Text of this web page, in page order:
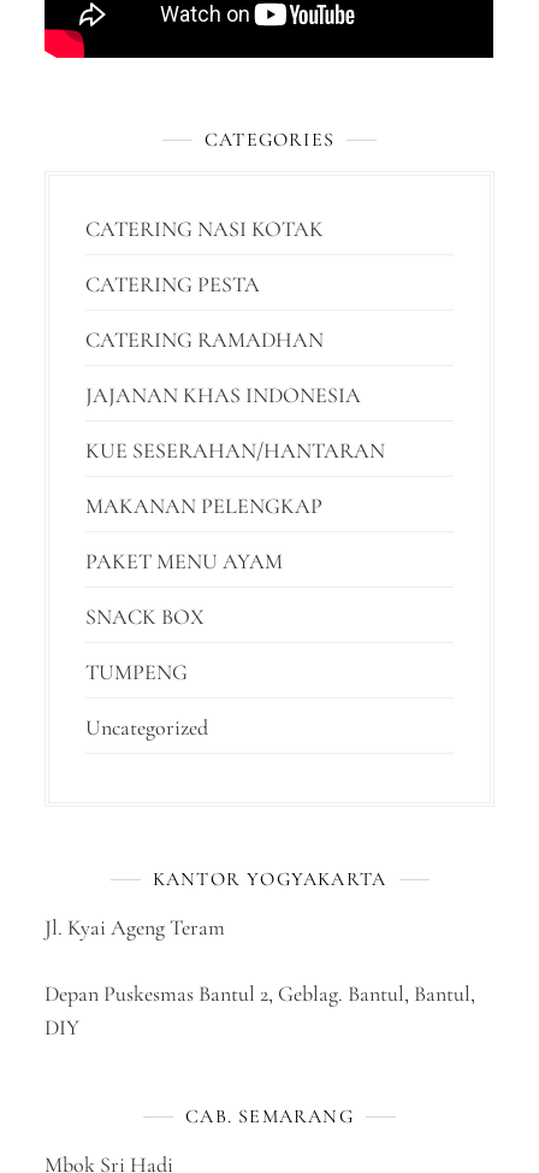
CATEGORIES
CATERING NASI KOTAK
CATERING PESTA
CATERING RAMADHAN
JAJANAN KHAS INDONESIA
KUE SESERAHAN/HANTARAN
MAKANAN PELENGKAP
PAKET MENU AYAM
SNACK BOX
TUMPENG
Uncategorized
KANTOR YOGYAKARTA
Jl. Kyai Ageng Teram
Depan Puskesmas Bantul 2, Geblag. Bantul, Bantul,
DIY
CAB. SEMARANG
Mbok Sri Hadi